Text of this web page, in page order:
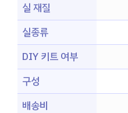
실 재질
실종류
DIY 키트 여부
구성
배송비